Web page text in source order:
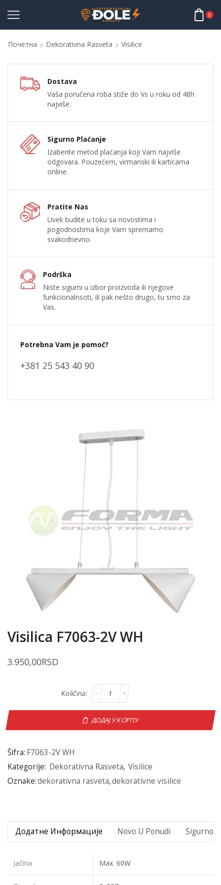
0
Почетна Dekorativna Rasveta Visilice
Dostava
Vaša poručena roba stiže do Vs u roku od 48h
najviše.
Sigurno Plaćanje
Izaberite metod plaćanja koji Vam najviše
odgovara. Pouzećem, virmanski ili karticama
online.
Pratite Nas
Uvek budite u toku sa novostima i
pogodnostima koje Vam spremamo
svakodnevno.
Podrška
Niste sigurni u izbor proizvoda ili njegove
funkcionalnsoti, ili pak nešto drugo, tu smo za
Vas.
Potrebna Vam je pomoć?
+381 25 543 40 90
Visilica F7063-2V WH
3.950,00RSD
ДОДАЈ У КОРПУ
Šifra: F7063-2V WH
Kategorije: Dekorativna Rasveta, Visilice
Oznake:dekorativna rasveta,dekorativne visilice
Додатне Информације Novo U Ponudi Sigurno
Jačina Max. 60W